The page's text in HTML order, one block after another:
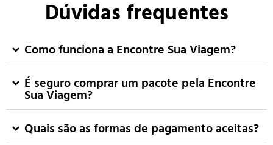
Dúvidas frequentes
Como funciona a Encontre Sua Viagem?
É seguro comprar um pacote pela Encontre
Sua Viagem?
Quais são as formas de pagamento aceitas?